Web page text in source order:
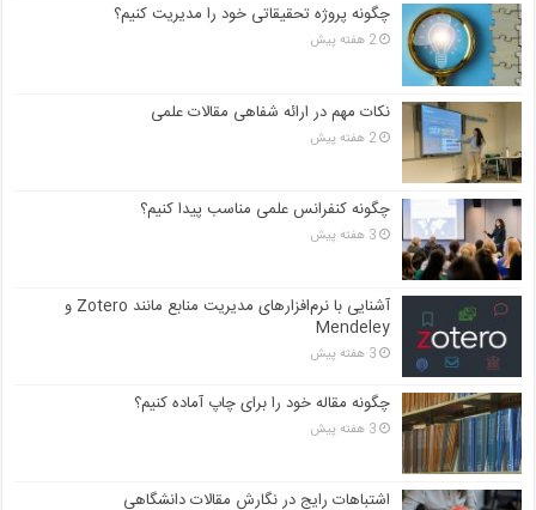
چگونه پروژه تحقیقاتی خود را مدیریت کنیم؟
2 هفته پیش
نکات مهم در ارائه شفاهی مقالات علمی
2 هفته پیش
چگونه کنفرانس علمی مناسب پیدا کنیم؟
3 هفته پیش
آشنایی با نرم‌افزارهای مدیریت منابع مانند Zotero و
Mendeley
3 هفته پیش
چگونه مقاله خود را برای چاپ آماده کنیم؟
3 هفته پیش
اشتباهات رایج در نگارش مقالات دانشگاهی